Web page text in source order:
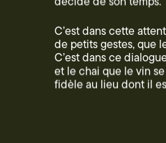
C’est dans cette
de petits gestes, que
C’est dans ce
et le chai que le vin
fidèle au lieu dont il